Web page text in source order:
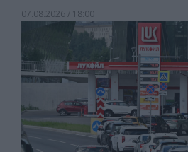
07.08.2026 / 18:00